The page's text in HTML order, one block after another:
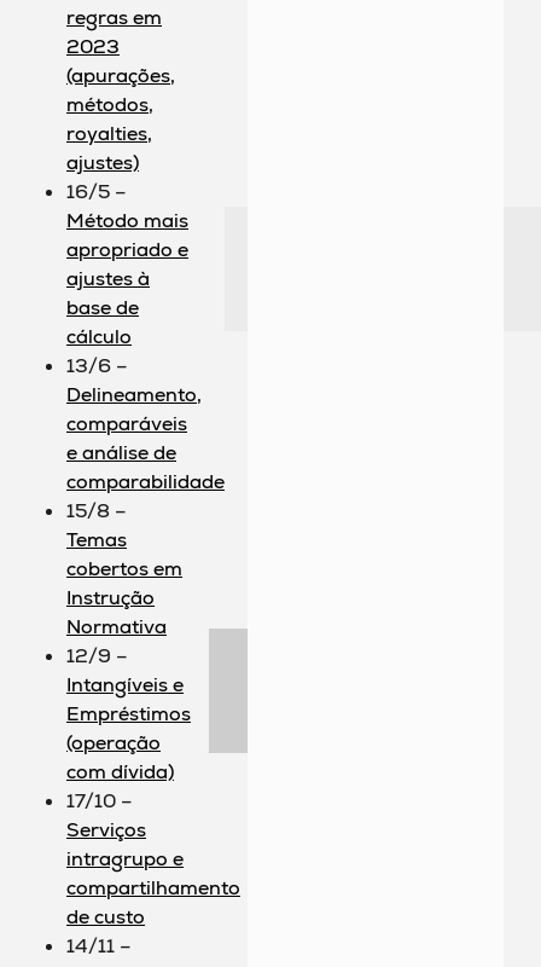
regras em
2023
(apurações,
métodos,
royalties,
ajustes)
16/5 –
Método mais
apropriado e
ajustes à
base de
cálculo
13/6 –
Delineamento,
comparáveis
e análise de
comparabilidade
15/8 –
Temas
cobertos em
Instrução
Normativa
12/9 –
Intangíveis e
Empréstimos
(operação
com dívida)
17/10 –
Serviços
intragrupo e
compartilhamento
de custo
14/11 –